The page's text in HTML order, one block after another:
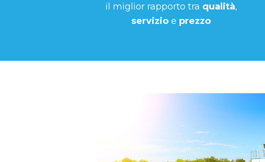
il miglior rapporto tra qualità,
servizio e prezzo